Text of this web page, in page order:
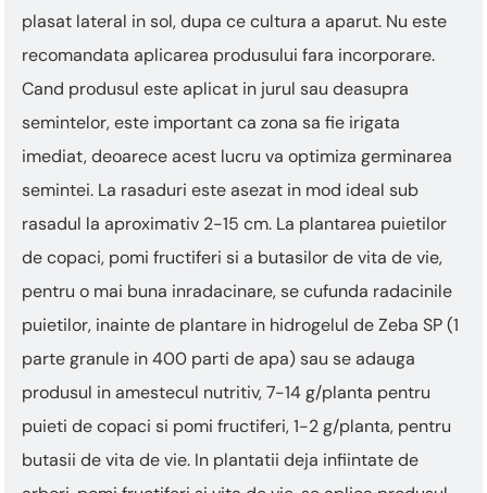
plasat lateral in sol, dupa ce cultura a aparut. Nu este
recomandata aplicarea produsului fara incorporare.
Cand produsul este aplicat in jurul sau deasupra
semintelor, este important ca zona sa fie irigata
imediat, deoarece acest lucru va optimiza germinarea
semintei. La rasaduri este asezat in mod ideal sub
rasadul la aproximativ 2-15 cm. La plantarea puietilor
de copaci, pomi fructiferi si a butasilor de vita de vie,
pentru o mai buna inradacinare, se cufunda radacinile
puietilor, inainte de plantare in hidrogelul de Zeba SP (1
parte granule in 400 parti de apa) sau se adauga
produsul in amestecul nutritiv, 7-14 g/planta pentru
puieti de copaci si pomi fructiferi, 1-2 g/planta, pentru
butasii de vita de vie. In plantatii deja infiintate de